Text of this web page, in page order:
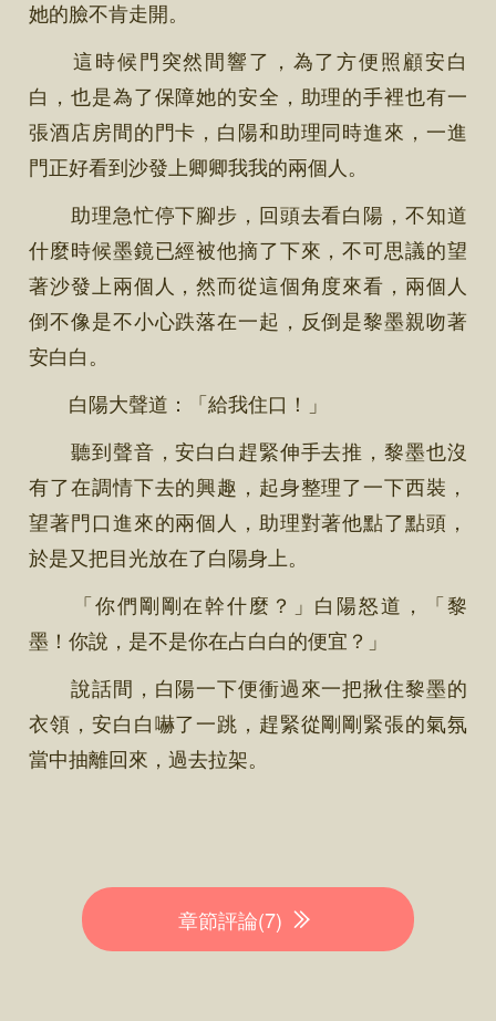
她的臉不肯走開。
這時候門突然間響了，為了方便照顧安白
白，也是為了保障她的安全，助理的手裡也有一
張酒店房間的門卡，白陽和助理同時進來，一進
門正好看到沙發上卿卿我我的兩個人。
助理急忙停下腳步，回頭去看白陽，不知道
什麼時候墨鏡已經被他摘了下來，不可思議的望
著沙發上兩個人，然而從這個角度來看，兩個人
倒不像是不小心跌落在一起，反倒是黎墨親吻著
安白白。
白陽大聲道：「給我住口！」
聽到聲音，安白白趕緊伸手去推，黎墨也沒
有了在調情下去的興趣，起身整理了一下西裝，
望著門口進來的兩個人，助理對著他點了點頭，
於是又把目光放在了白陽身上。
「你們剛剛在幹什麼？」白陽怒道，「黎
墨！你說，是不是你在占白白的便宜？」
說話間，白陽一下便衝過來一把揪住黎墨的
衣領，安白白嚇了一跳，趕緊從剛剛緊張的氣氛
當中抽離回來，過去拉架。
章節評論(7)